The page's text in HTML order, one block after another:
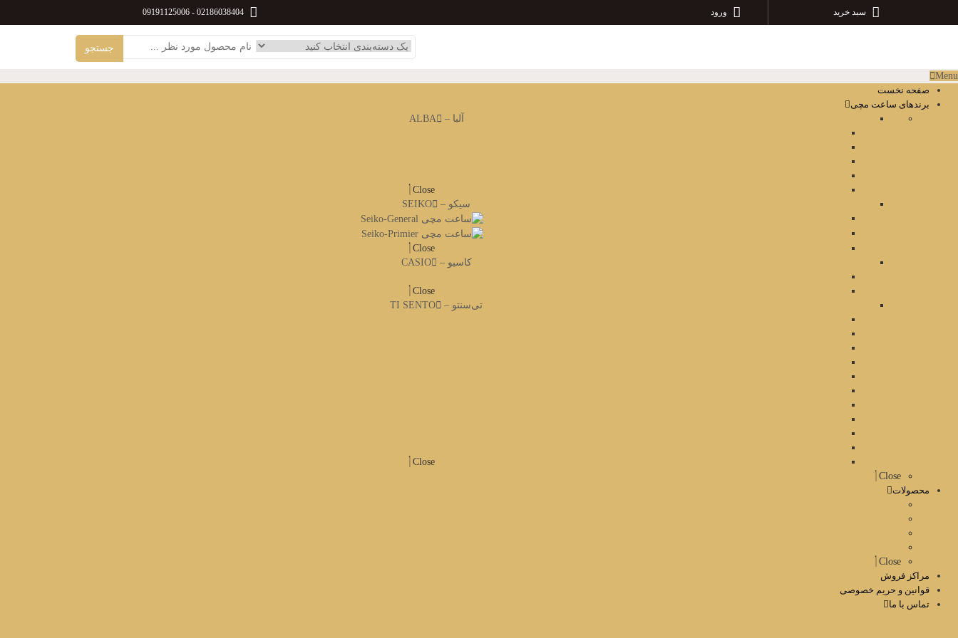
سبد خرید ورود 02186038404
-
09191125006
Menu
صفحه نخست
برندهای ساعت مچی
آلبا – ALBA
Close
سیکو – SEIKO
Close
کاسیو – CASIO
Close
تی‌سنتو – TI SENTO
Close
Close
محصولات
Close
مراکز فروش
قوانین و حریم خصوصی
تماس با ما